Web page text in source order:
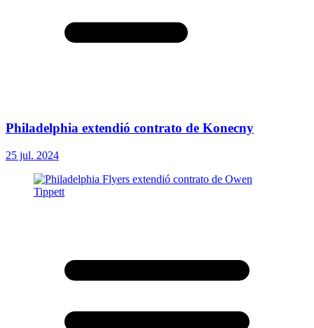
Philadelphia extendió contrato de Konecny
25 jul. 2024